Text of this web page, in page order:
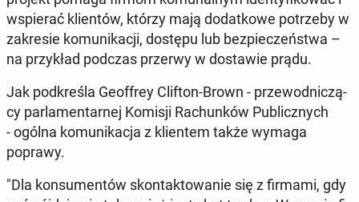
wspie­rać klien­tów, którzy mają do­dat­ko­we po­trze­by w
za­kre­sie ko­mu­ni­ka­cji, dostępu lub bez­pie­czeń­stwa –
na przy­kład podczas przerwy w do­sta­wie prądu.
Jak pod­kre­śla Geof­frey Clifton-Brown - prze­wod­ni­czą­
cy par­la­men­tar­nej Komisji Ra­chun­ków Pu­blicz­nych
- ogólna ko­mu­ni­ka­cja z klien­tem także wymaga
poprawy.
"Dla kon­su­men­tów skon­tak­to­wa­nie się z firmami, gdy